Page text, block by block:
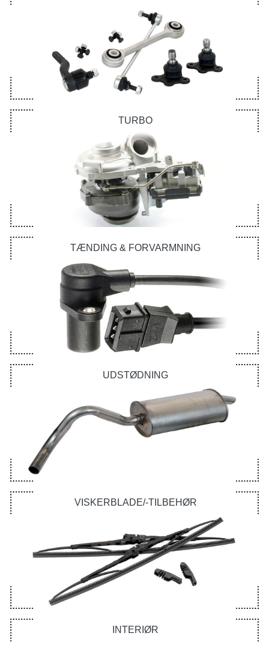
TURBO
TÆNDING & FORVARMNING
UDSTØDNING
VISKERBLADE/-TILBEHØR
INTERIØR